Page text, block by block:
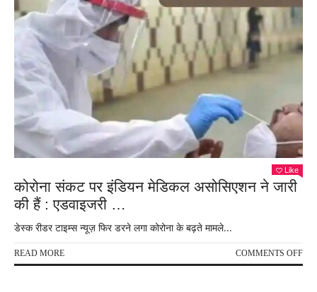
Like
कोरोना संकट पर इंडियन मेडिकल असोसिएशन ने जारी
की हैं : एडवाइजरी …
डेस्क रीडर टाइम्स न्यूज़ फिर डरने लगा कोरोना के बढ़ते मामले...
READ MORE COMMENTS OFFON